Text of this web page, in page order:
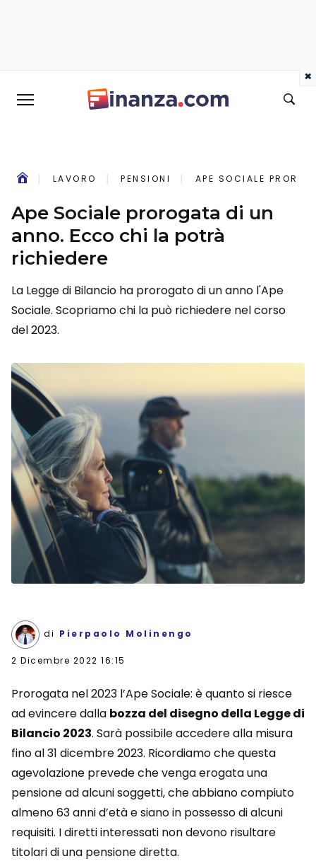
LAVORO PENSIONI APE SOCIALE
Ape Sociale prorogata di un
anno. Ecco chi la potrà
richiedere
La Legge di Bilancio ha prorogato di un anno l'Ape
Sociale. Scopriamo chi la può richiedere nel corso
del 2023.
di Pierpaolo Molinengo
2 Dicembre 2022 16:15
Prorogata nel 2023 l’Ape Sociale: è quanto si riesce
ad evincere dalla bozza del disegno della Legge di
Bilancio 2023. Sarà possibile accedere alla misura
fino al 31 dicembre 2023. Ricordiamo che questa
agevolazione prevede che venga erogata una
pensione ad alcuni soggetti, che abbiano compiuto
almeno 63 anni d’età e siano in possesso di alcuni
requisiti. I diretti interessati non devono risultare
titolari di una pensione diretta.
×